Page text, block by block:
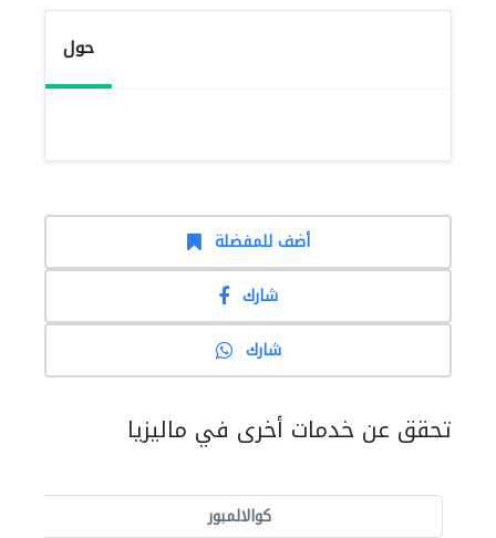
حول
أضف للمفضلة
شارك
شارك
تحقق عن خدمات أخرى في ماليزيا
كوالالمبور